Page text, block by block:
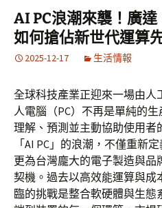
要
內
容
AI PC浪潮來襲！廣
如何搶佔新世代運算
2025-12-17 生活情報
全球科技產業正迎來一場由人
人電腦（PC）不再是單純的
理解、預測並主動協助使用者
「AI PC」的浪潮，不僅重新
更為台灣龐大的電子製造與品
契機。過去以高效能運算與
臨的挑戰是整合軟硬體與生